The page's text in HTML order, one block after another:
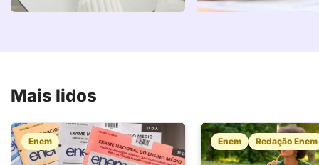
Mais lidos
Enem Enem Redação Enem